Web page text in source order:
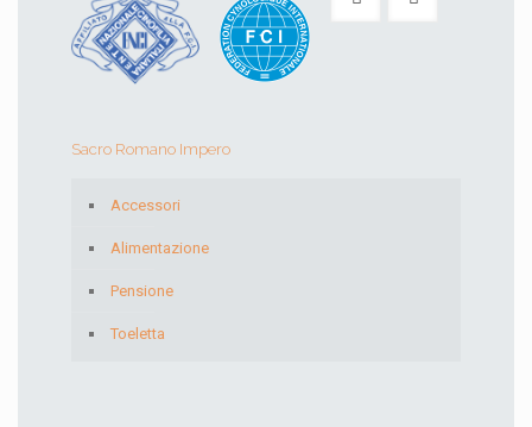
Sacro Romano Impero
Accessori
Alimentazione
Pensione
Toeletta